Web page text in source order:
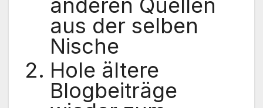
anderen Quellen
aus der selben
Nische
Hole ältere
Blogbeiträge